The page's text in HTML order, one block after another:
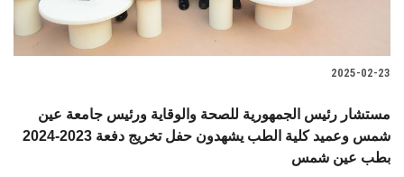
2025-02-23
مستشار رئيس الجمهورية للصحة والوقاية ورئيس جامعة عين
شمس وعميد كلية الطب يشهدون حفل تخريج دفعة 2023-2024
بطب عين شمس